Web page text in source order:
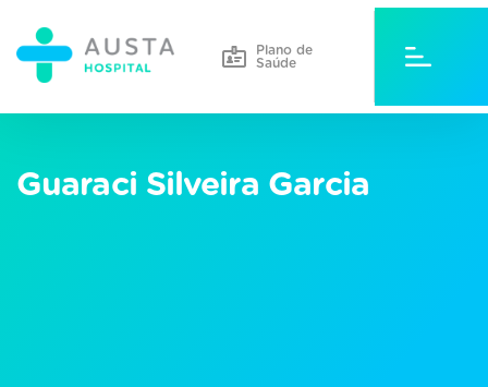
Plano de
Saúde
Guaraci Silveira Garcia